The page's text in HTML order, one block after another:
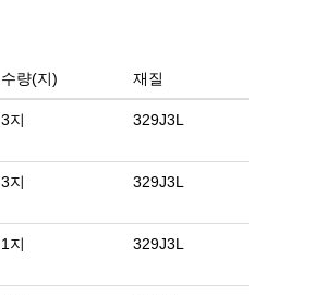
수량(지) 재질
3지 329J3L
3지 329J3L
1지 329J3L